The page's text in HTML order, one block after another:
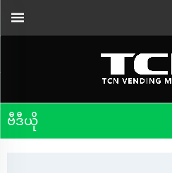
ဗီဒီယို
ဟုတ် ဒေသတွင်း ဖြန့်ဖြူးသူ